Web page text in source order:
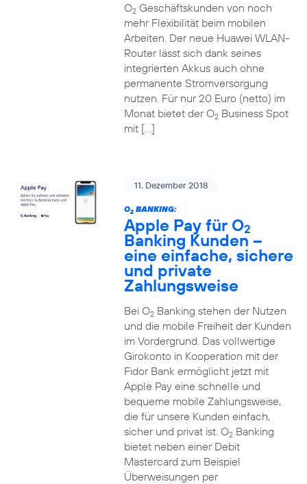
O2Geschäftskunden von noch
mehr Flexibilität beim mobilen
Arbeiten. Der neue Huawei WLAN-
Router lässt sich dank seines
integrierten Akkus auch ohne
permanente Stromversorgung
nutzen. Für nur 20 Euro (netto) im
Monat bietet der O2Business Spot
mit […]
11. Dezember 2018
O2BANKING:
Apple Pay für O2
Banking Kunden –
eine einfache, sichere
und private
Zahlungsweise
Bei O2Banking stehen der Nutzen
und die mobile Freiheit der Kunden
im Vordergrund. Das vollwertige
Girokonto in Kooperation mit der
Fidor Bank ermöglicht jetzt mit
Apple Pay eine schnelle und
bequeme mobile Zahlungsweise,
die für unsere Kunden einfach,
sicher und privat ist. O2Banking
bietet neben einer Debit
Mastercard zum Beispiel
Überweisungen per